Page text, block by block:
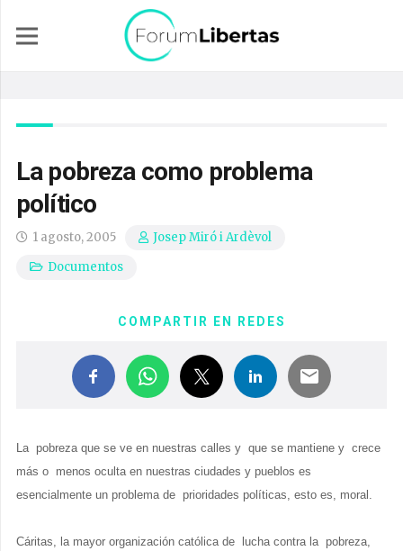
La pobreza como problema
político
1 agosto, 2005
Josep Miró i Ardèvol
Documentos
COMPARTIR EN REDES
La pobreza que se ve en nuestras calles y que se mantiene y crece
más o menos oculta en nuestras ciudades y pueblos es
esencialmente un problema de prioridades políticas, esto es, moral.
Cáritas, la mayor organización católica de lucha contra la pobreza,